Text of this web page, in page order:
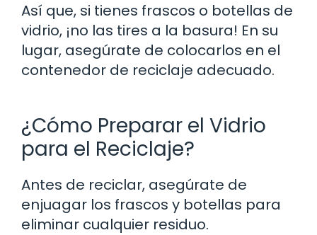
Así que, si tienes frascos o botellas de
vidrio, ¡no las tires a la basura! En su
lugar, asegúrate de colocarlos en el
contenedor de reciclaje adecuado.
¿Cómo Preparar el Vidrio
para el Reciclaje?
Antes de reciclar, asegúrate de
enjuagar los frascos y botellas para
eliminar cualquier residuo.